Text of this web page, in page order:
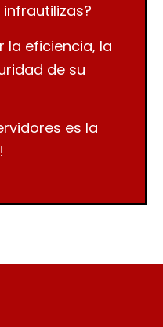
la eficiencia, la
de su
es la